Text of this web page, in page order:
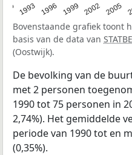
1993 1996 1999 2002 2005
Bovenstaande grafiek toont
basis van de data van
(Oostwijk).
De bevolking van de
met 2 personen
1990 tot 75 personen in
2,74%). Het gemiddelde
periode van 1990 tot en
(0,35%).